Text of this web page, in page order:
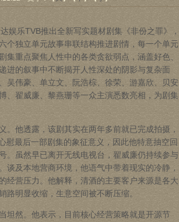
娱乐TVB推出全新写实题材剧集《非份之罪》，
个独立单元故事串联结构推进剧情，每一个单元
重点聚焦人性中的各类贪欲弱点，涵盖好色、
进的叙事中不断揭开人性深处的阴影与复杂面
吴伟豪、单立文、阮浩棕、徐荣、游嘉欣、贝安
、翟威廉、黎燕珊等一众主演悉数亮相，为剧集
他透露，该剧其实在两年多前就已完成拍摄，
最后一部剧集的象征意义，因此他特意抽空回
。虽然早已离开无线电视台，翟威廉仍持续参与
及本地营商环境，他语气中带着现实的冷静，
经营压力。他解释，清酒的主要客户来源是各大
明显收缩，生意空间被不断压缩。
然。他表示，目前核心经营策略就是开源节